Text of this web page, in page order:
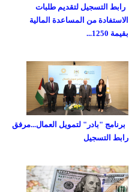
رابط التسجيل لتقديم طلبات
الاستفادة من المساعدة المالية
بقيمة 1250...
برنامج "بادر" لتمويل العمال...مرفق
رابط التسجيل